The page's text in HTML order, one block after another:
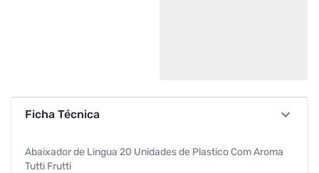
Ficha Técnica
Abaixador de Lingua 20 Unidades de Plastico Com Aroma
Tutti Frutti